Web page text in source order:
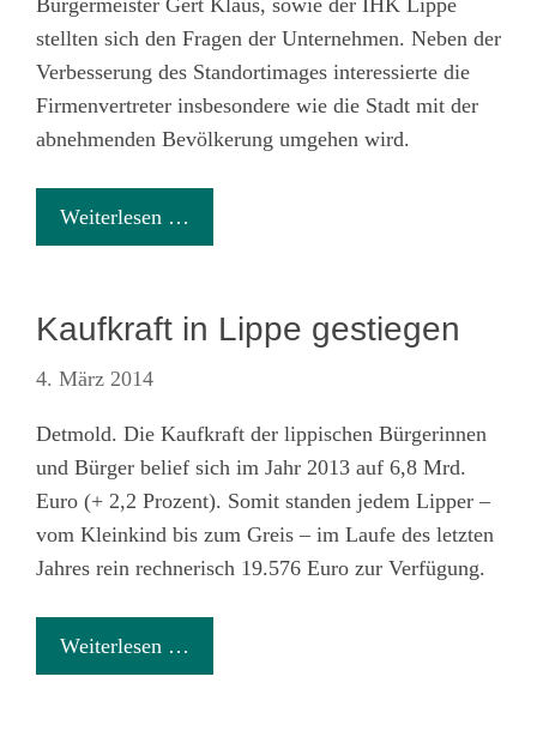
stellten sich den Fragen der Unternehmen. Neben der
Verbesserung des Standortimages interessierte die
Firmenvertreter insbesondere wie die Stadt mit der
abnehmenden Bevölkerung umgehen wird.
Weiterlesen …
Kaufkraft in Lippe gestiegen
4. März 2014
Detmold. Die Kaufkraft der lippischen Bürgerinnen
und Bürger belief sich im Jahr 2013 auf 6,8 Mrd.
Euro (+ 2,2 Prozent). Somit standen jedem Lipper –
vom Kleinkind bis zum Greis – im Laufe des letzten
Jahres rein rechnerisch 19.576 Euro zur Verfügung.
Weiterlesen …